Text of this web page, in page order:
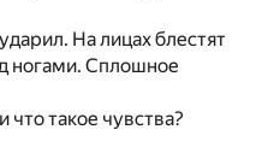
На лицах блестят
ногами. Сплошное
такое чувства?